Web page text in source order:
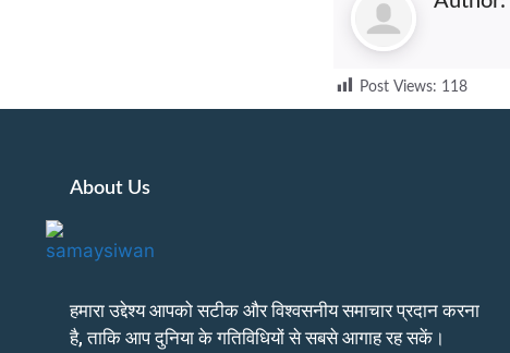
Post Views: 118
About Us
हमारा उद्देश्य आपको सटीक और विश्वसनीय समाचार प्रदान करना
है, ताकि आप दुनिया के गतिविधियों से सबसे आगाह रह सकें।